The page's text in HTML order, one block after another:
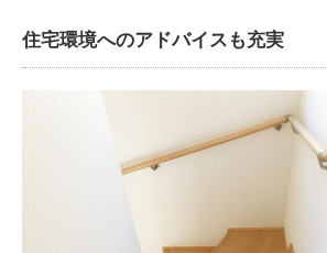
住宅環境へのアドバイスも充実